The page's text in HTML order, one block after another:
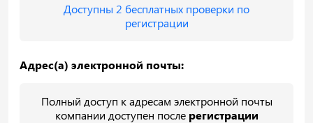
Доступны 2 бесплатных проверки по
регистрации
Адрес(а) электронной почты:
Полный доступ к адресам электронной почты
компании доступен после регистрации